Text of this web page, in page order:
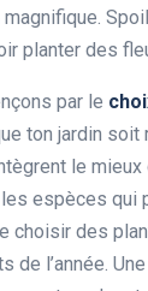
planter des
par le
ton jardin
le
espèces qui
choisir des
de l’année.